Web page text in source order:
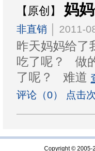
【原创】 妈
非直销 │ 2011-
昨天妈妈给了
吃了呢？ 做
了呢？ 难道
评论（0） 点击
Copyright © 2005-